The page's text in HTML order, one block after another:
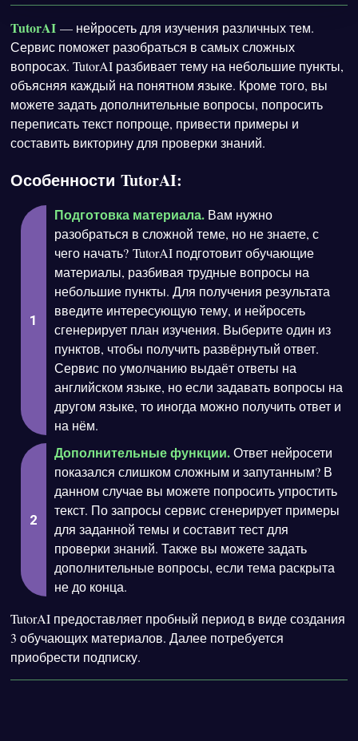
TutorAI — нейросеть для изучения различных тем.
Сервис поможет разобраться в самых сложных
вопросах. TutorAI разбивает тему на небольшие пункты,
объясняя каждый на понятном языке. Кроме того, вы
можете задать дополнительные вопросы, попросить
переписать текст попроще, привести примеры и
составить викторину для проверки знаний.
Особенности TutorAI:
Подготовка материала. Вам нужно
разобраться в сложной теме, но не знаете, с
чего начать? TutorAI подготовит обучающие
материалы, разбивая трудные вопросы на
небольшие пункты. Для получения результата
введите интересующую тему, и нейросеть
сгенерирует план изучения. Выберите один из
пунктов, чтобы получить развёрнутый ответ.
Сервис по умолчанию выдаёт ответы на
английском языке, но если задавать вопросы на
другом языке, то иногда можно получить ответ и
на нём.
Дополнительные функции.Ответ нейросети
показался слишком сложным и запутанным? В
данном случае вы можете попросить упростить
текст. По запросы сервис сгенерирует примеры
для заданной темы и составит тест для
проверки знаний. Также вы можете задать
дополнительные вопросы, если тема раскрыта
не до конца.
TutorAI предоставляет пробный период в виде создания
3 обучающих материалов. Далее потребуется
приобрести подписку.